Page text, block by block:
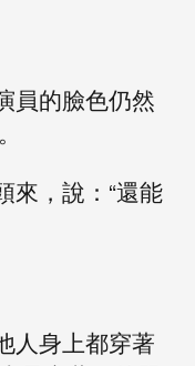
員的臉色仍然
來，說：“還能
人身上都穿著